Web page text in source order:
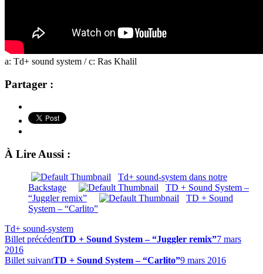
a: Td+ sound system / c: Ras Khalil
Partager :
À Lire Aussi :
Td+ sound-system dans notre
Backstage
TD + Sound System –
“Juggler remix”
TD + Sound
System – “Carlito”
Td+ sound-system
Billet précédentTD + Sound System – “Juggler remix”7 mars
2016
Billet suivantTD + Sound System – “Carlito”9 mars 2016